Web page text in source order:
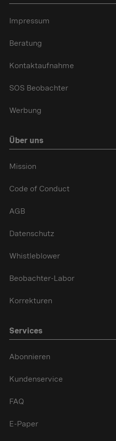
Impressum
Beratung
Kontaktaufnahme
SOS Beobachter
Werbung
Über uns
Mission
Code of Conduct
AGB
Datenschutz
Whistleblower
Beobachter-Labor
Korrekturen
Services
Abonnieren
Kundenservice
FAQ
E-Paper